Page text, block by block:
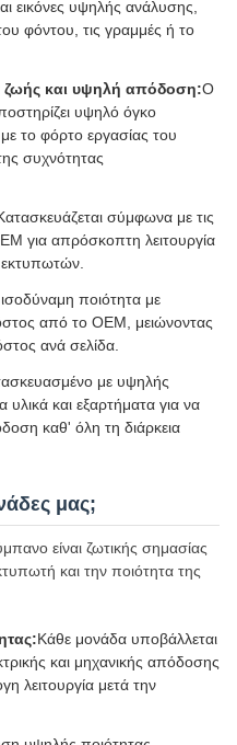
εικόνες υψηλής ανάλυσης,
φόντου, τις γραμμές ή το
ζωής και υψηλή απόδοση:Ο
υψηλό όγκο
το φόρτο εργασίας του
συχνότητας
σύμφωνα με τις
για απρόσκοπτη λειτουργία
εκτυπωτών.
ισοδύναμη ποιότητα με
από το OEM, μειώνοντας
ανά σελίδα.
με υψηλής
και εξαρτήματα για να
καθ' όλη τη διάρκεια
μας;
είναι ζωτικής σημασίας
και την ποιότητα της
Κάθε μονάδα υποβάλλεται
και μηχανικής απόδοσης
λειτουργία μετά την